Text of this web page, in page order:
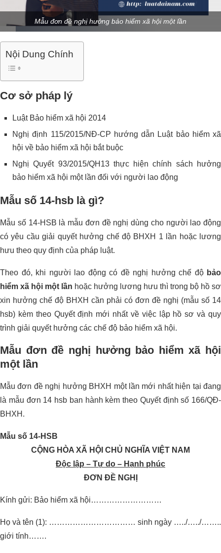
Mẫu đơn đề nghị hưởng bảo hiểm xã hội một lần
Nội Dung Chính
Cơ sở pháp lý
Luật Bảo hiểm xã hội 2014
Nghị định 115/2015/NĐ-CP hướng dẫn Luật bảo hiểm xã
hội về bảo hiểm xã hội bắt buộc
Nghị Quyết 93/2015/QH13 thực hiện chính sách hưởng
bảo hiểm xã hội một lần đối với người lao động
Mẫu số 14-hsb là gì?
Mẫu số 14-HSB là mẫu đơn đề nghị dùng cho người lao động
có yêu cầu giải quyết hưởng chế độ BHXH 1 lần hoặc lương
hưu theo quy định của pháp luật.
Theo đó, khi người lao động có đề nghị hưởng chế độ bảo
hiểm xã hội một lần hoặc hưởng lương hưu thì trong bộ hồ sơ
xin hưởng chế độ BHXH cần phải có đơn đề nghị (mẫu số 14
hsb) kèm theo Quyết định mới nhất về việc lập hồ sơ và quy
trình giải quyết hưởng các chế độ bảo hiểm xã hội.
Mẫu đơn đề nghị hưởng bảo hiểm xã hội
một lần
Mẫu đơn đề nghị hưởng BHXH một lần mới nhất hiện tại đang
là mẫu đơn 14 hsb ban hành kèm theo Quyết định số 166/QĐ-
BHXH.
Mẫu số 14-HSB
CỘNG HÒA XÃ HỘI CHỦ NGHĨA VIỆT NAM
Độc lập – Tự do – Hạnh phúc
ĐƠN ĐỀ NGHỊ
Kính gửi: Bảo hiểm xã hội………………………
Họ và tên (1): …………………………… sinh ngày …../…../……..
giới tính…….